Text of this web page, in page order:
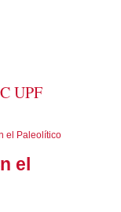
UPF
el Paleolítico
el